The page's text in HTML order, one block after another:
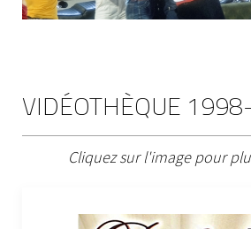
VIDÉOTHÈQUE
Cliquez sur l'image pour